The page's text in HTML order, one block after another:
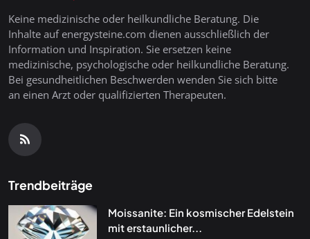
Keine medizinische oder heilkundliche Beratung. Die
Inhalte auf energysteine.com dienen ausschließlich der
Information und Inspiration. Sie ersetzen keine
medizinische, psychologische oder heilkundliche Beratung.
Bei gesundheitlichen Beschwerden wenden Sie sich bitte
an einen Arzt oder qualifizierten Therapeuten.
Trendbeiträge
Moissanite: Ein kosmischer Edelstein
mit erstaunlicher...